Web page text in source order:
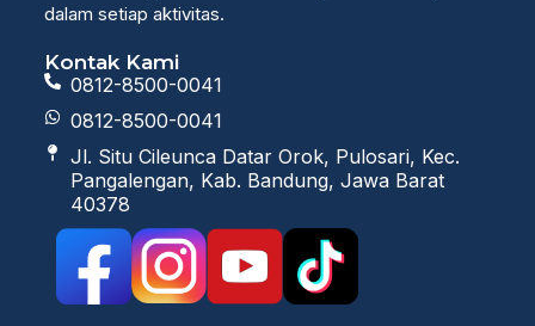
dalam setiap aktivitas.
Kontak Kami
0812-8500-0041
0812-8500-0041
Jl. Situ Cileunca Datar Orok, Pulosari, Kec.
Pangalengan, Kab. Bandung, Jawa Barat
40378